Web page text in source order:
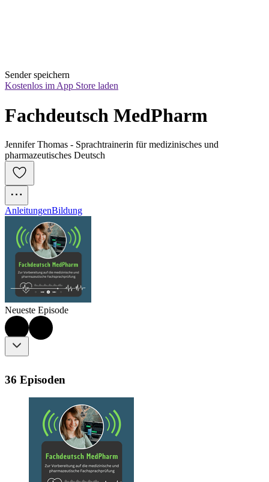
Sender speichern
Kostenlos im App Store laden
Fachdeutsch MedPharm
Jennifer Thomas - Sprachtrainerin für medizinisches und
pharmazeutisches Deutsch
AnleitungenBildung
Neueste Episode
36 Episoden